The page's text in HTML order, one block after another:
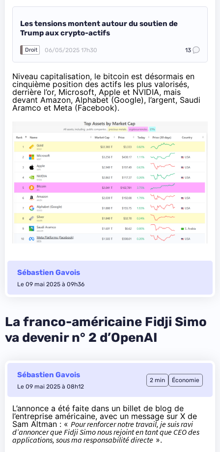
Les tensions montent autour du soutien de
Trump aux crypto-actifs
Droit 06/05/2025 17h30 13
Niveau capitalisation, le bitcoin est désormais en
cinquième position des actifs les plus valorisés,
derrière l’or, Microsoft, Apple et NVIDIA, mais
devant Amazon, Alphabet (Google), l’argent, Saudi
Aramco et Meta (Facebook).
Sébastien Gavois
Le 09 mai 2025 à 09h36
La franco-américaine Fidji Simo
va devenir n° 2 d’OpenAI
Sébastien Gavois
Le 09 mai 2025 à 08h12
2 min Économie
L’annonce a été faite dans un billet de blog de
l’entreprise américaine, avec un message sur X de
Sam Altman : « Pour renforcer notre travail, je suis ravi
d’annoncer que Fidji Simo nous rejoint en tant que CEO des
applications, sous ma responsabilité directe ».